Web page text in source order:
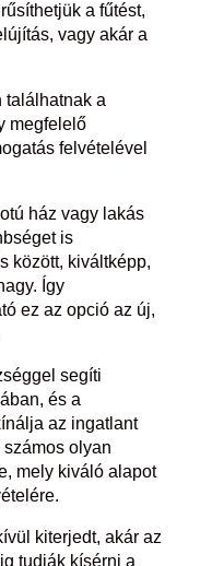
a fűtést,
vagy akár a
találhatnak a
megfelelő
felvételével
ház vagy lakás
is
között, kiváltképp,
Így
ez az opció az új,
segíti
és a
az ingatlant
olyan
mely kiváló alapot
kiterjedt, akár az
tudják kísérni a